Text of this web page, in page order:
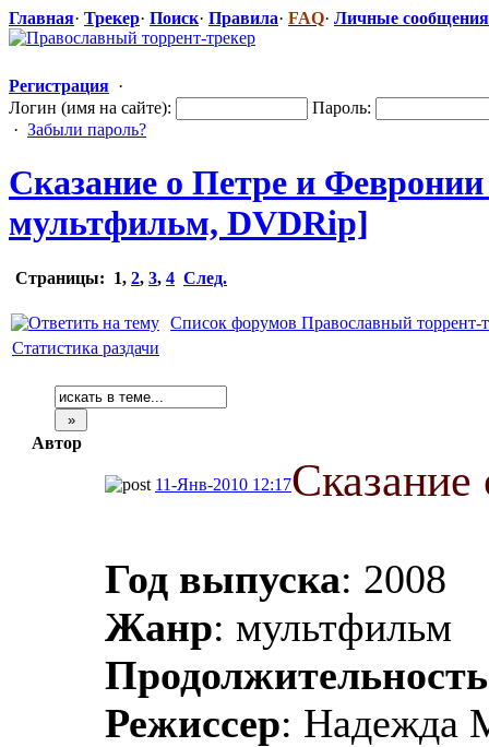
Главная· Трекер· Поиск· Правила· FAQ· Личные сообщения
Регистрация ·
Логин (имя на сайте):
Пароль:
· Забыли пароль?
Сказание о Петре и
мультфильм, DVDRip]
Страницы: 1, 2, 3, 4 След.
Список форумов Православный торрент-
Статистика раздачи
Автор
11-Янв-2010 12:17
Год выпуска: 2008
Жанр: мультфильм
Продолжительность
Режиссер: Надежда